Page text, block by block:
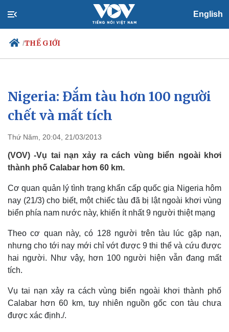
English
/THẾ GIỚI
Chính trị
Đảng
Tổ chức nhân sự
Nhận diện sự thật
Xã hội
Việc làm
Nigeria: Đắm tàu hơn 100 người
chết và mất tích
Thứ Năm, 20:04, 21/03/2013
(VOV) -Vụ tai nạn xảy ra cách vùng biển ngoài khơi
thành phố Calabar hơn 60 km.
Cơ quan quản lý tình trạng khẩn cấp quốc gia Nigeria hôm
nay (21/3) cho biết, một chiếc tàu đã bị lật ngoài khơi vùng
biển phía nam nước này, khiến ít nhất 9 người thiệt mạng
Theo cơ quan này, có 128 người trên tàu lúc gặp nạn,
nhưng cho tới nay mới chỉ vớt được 9 thi thể và cứu được
hai người. Như vậy, hơn 100 người hiện vẫn đang mất
tích.
Vụ tai nạn xảy ra cách vùng biển ngoài khơi thành phố
Calabar hơn 60 km, tuy nhiên nguồn gốc con tàu chưa
được xác định./.